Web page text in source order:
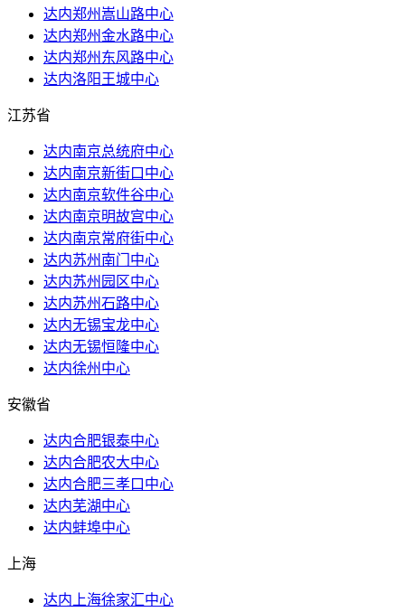
达内郑州嵩山路中心
达内郑州金水路中心
达内郑州东风路中心
达内洛阳王城中心
江苏省
达内南京总统府中心
达内南京新街口中心
达内南京软件谷中心
达内南京明故宫中心
达内南京常府街中心
达内苏州南门中心
达内苏州园区中心
达内苏州石路中心
达内无锡宝龙中心
达内无锡恒隆中心
达内徐州中心
安徽省
达内合肥银泰中心
达内合肥农大中心
达内合肥三孝口中心
达内芜湖中心
达内蚌埠中心
上海
达内上海徐家汇中心